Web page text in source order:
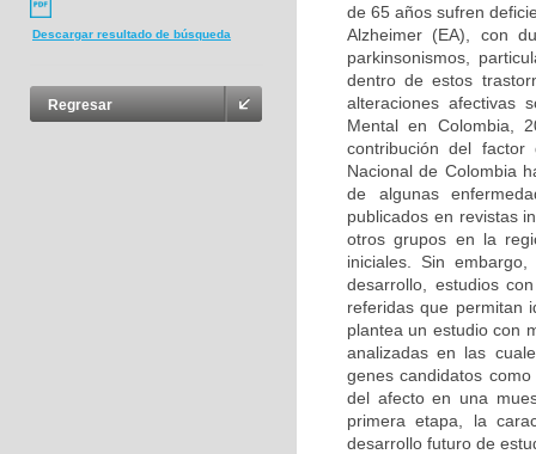
Descargar resultado de búsqueda
Regresar
de 65 años sufren
Alzheimer (EA), con
parkinsonismos,
dentro de estos
alteraciones afectivas
Mental en Colombia,
contribución del
Nacional de Colombia
de algunas
publicados en revistas
otros grupos en la
iniciales. Sin
desarrollo, estudios
referidas que permitan
plantea un estudio con
analizadas en las
genes candidatos
del afecto en una
primera etapa, la
desarrollo futuro de